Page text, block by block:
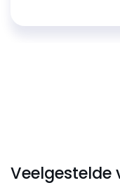
Veelgestelde